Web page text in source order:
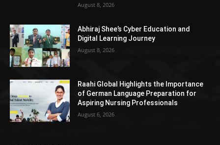
August 8, 2026
Abhiraj Shee’s Cyber Education and
Digital Learning Journey
August 8, 2026
Raahi Global Highlights the Importance
of German Language Preparation for
Aspiring Nursing Professionals
August 6, 2026